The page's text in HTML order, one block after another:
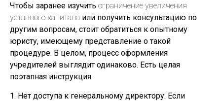
Чтобы заранее изучить ограничение увеличения
уставного капитала или получить консультацию по
другим вопросам, стоит обратиться к опытному
юристу, имеющему представление о такой
процедуре. В целом, процесс оформления
учредителей выглядит одинаково. Есть целая
поэтапная инструкция.
1. Нет доступа к генеральному директору. Если